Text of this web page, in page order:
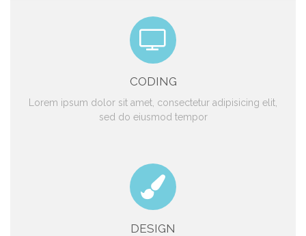
CODING
Lorem ipsum dolor sit amet, consectetur adipisicing elit,
sed do eiusmod tempor
DESIGN